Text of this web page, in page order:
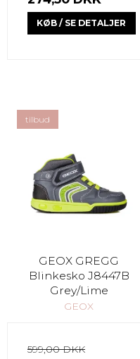
KØB / SE DETALJER
tilbud
GEOX GREGG
Blinkesko J8447B
Grey/Lime
GEOX
599,00 DKK